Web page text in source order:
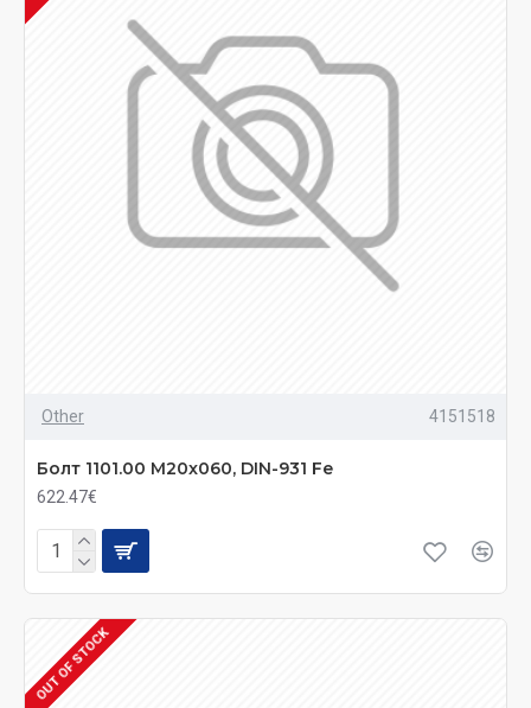
Other 4151518
Болт 1101.00 M20x060, DIN-931 Fe
622.47€
OUT OF STOCK